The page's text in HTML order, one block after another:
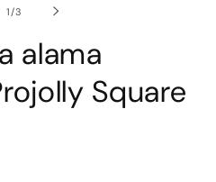
1 /din
3
alama
Square